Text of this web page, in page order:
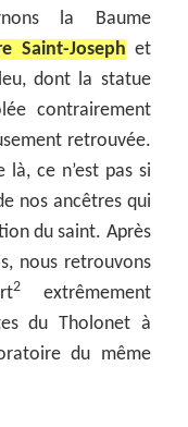
la Baume
Saint-Joseph et
dont la statue
contrairement
retrouvée.
là, ce n’est pas si
nos ancêtres qui
du saint. Après
nous retrouvons
2
extrêmement
du Tholonet à
du même